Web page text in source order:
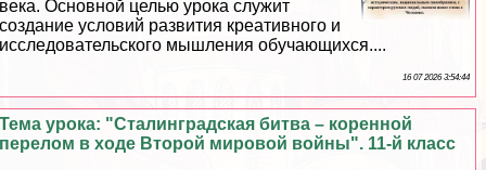
века. Основной целью урока служит
создание условий развития креативного и
исследовательского мышления обучающихся....
16 07 2026 3:54:44
Тема урока: "Сталинградская битва – коренной
перелом в ходе Второй мировой войны". 11-й класс